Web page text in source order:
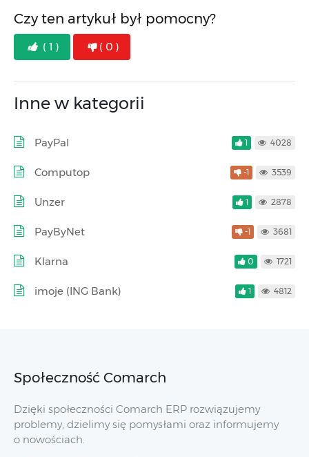
Czy ten artykuł był pomocny?
( 1 ) ( 0 )
Inne w kategorii
PayPal 1 4028
Computop -1 3539
Unzer 1 2878
PayByNet -1 3681
Klarna 0 1721
imoje (ING Bank) 1 4812
Społeczność Comarch
Dzięki społeczności Comarch ERP rozwiązujemy
problemy, dzielimy się pomysłami oraz informujemy
o nowościach.